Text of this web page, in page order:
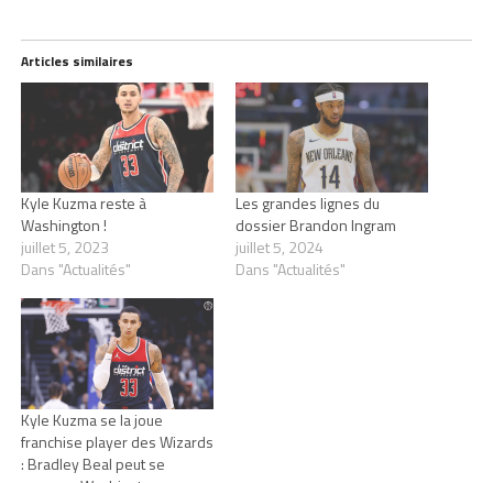
Articles similaires
Kyle Kuzma reste à
Washington !
juillet 5, 2023
Dans "Actualités"
Les grandes lignes du
dossier Brandon Ingram
juillet 5, 2024
Dans "Actualités"
Kyle Kuzma se la joue
franchise player des Wizards
: Bradley Beal peut se